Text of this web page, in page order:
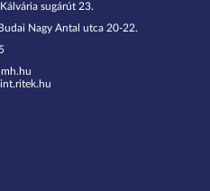
sugárút 23.
Nagy Antal utca 20-22.